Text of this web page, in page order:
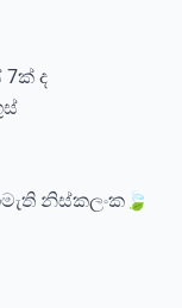
ද
නිස්කලංක🍃